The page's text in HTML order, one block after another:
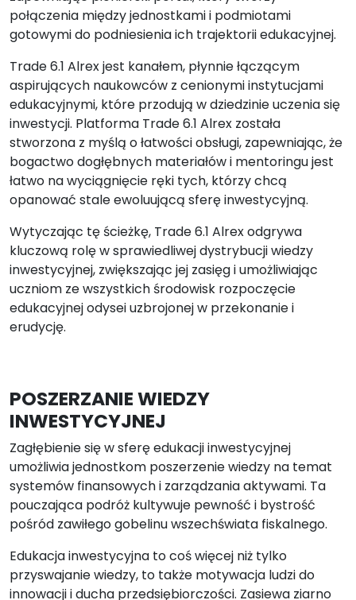
połączenia między jednostkami i podmiotami
gotowymi do podniesienia ich trajektorii edukacyjnej.
Trade 6.1 Alrex jest kanałem, płynnie łączącym
aspirujących naukowców z cenionymi instytucjami
edukacyjnymi, które przodują w dziedzinie uczenia się
inwestycji. Platforma Trade 6.1 Alrex została
stworzona z myślą o łatwości obsługi, zapewniając, że
bogactwo dogłębnych materiałów i mentoringu jest
łatwo na wyciągnięcie ręki tych, którzy chcą
opanować stale ewoluującą sferę inwestycyjną.
Wytyczając tę ścieżkę, Trade 6.1 Alrex odgrywa
kluczową rolę w sprawiedliwej dystrybucji wiedzy
inwestycyjnej, zwiększając jej zasięg i umożliwiając
uczniom ze wszystkich środowisk rozpoczęcie
edukacyjnej odysei uzbrojonej w przekonanie i
erudycję.
POSZERZANIE WIEDZY
INWESTYCYJNEJ
Zagłębienie się w sferę edukacji inwestycyjnej
umożliwia jednostkom poszerzenie wiedzy na temat
systemów finansowych i zarządzania aktywami. Ta
pouczająca podróż kultywuje pewność i bystrość
pośród zawiłego gobelinu wszechświata fiskalnego.
Edukacja inwestycyjna to coś więcej niż tylko
przyswajanie wiedzy, to także motywacja ludzi do
innowacji i ducha przedsiębiorczości. Zasiewa ziarno